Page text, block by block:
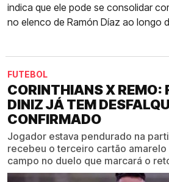
indica que ele pode se consolidar
no elenco de Ramón Díaz ao longo
FUTEBOL
CORINTHIANS X REMO:
DINIZ JÁ TEM
CONFIRMADO
Jogador estava pendurado na
recebeu o terceiro cartão amarelo
campo no duelo que marcará o